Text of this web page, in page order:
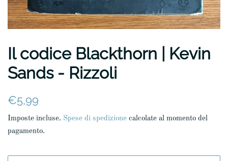
Il codice Blackthorn | Kevin
Sands - Rizzoli
Prezzo
listino
€5,99
Imposte incluse. Spese di spedizione calcolate al momento del
pagamento.